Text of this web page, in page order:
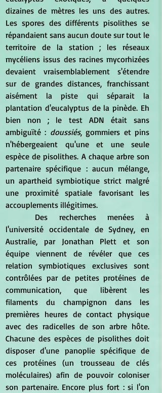
dizaines de mètres les uns des autres.
Les spores des différents pisolithes se
répandaient sans aucun doute sur tout le
territoire de la station ; les réseaux
mycéliens issus des racines mycorhizées
devaient vraisemblablement s'étendre
sur de grandes distances, franchissant
aisément la piste qui séparait la
plantation d'eucalyptus de la pinède. Eh
bien non ; le test ADN était sans
ambiguïté : doussiés, gommiers et pins
n'hébergeaient qu'une et une seule
espèce de pisolithes. A chaque arbre son
partenaire spécifique : aucun mélange,
un apartheid symbiotique strict malgré
une proximité spatiale favorisant les
accouplements illégitimes.
l'université occidentale de Sydney, en
Australie, par Jonathan Plett et son
équipe viennent de révéler que ces
relation symbiotiques exclusives sont
contrôlées par de petites protéines de
communication, que libèrent les
filaments du champignon dans les
premières heures de contact physique
avec des radicelles de son arbre hôte.
Chacune des espèces de pisolithes doit
disposer d'une panoplie spécifique de
ces protéines (un trousseau de clés
moléculaires) afin de pouvoir coloniser
son partenaire. Encore plus fort : si l'on